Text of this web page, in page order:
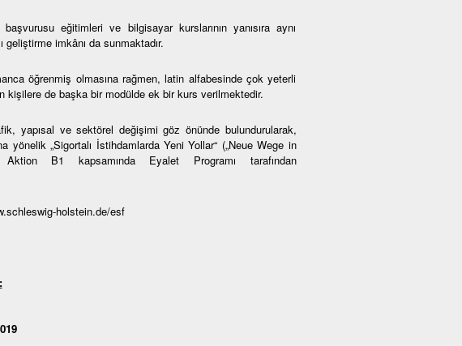
eğitimleri ve bilgisayar kurslarının yanısıra aynı
imkânı da sunmaktadır.
öğrenmiş olmasına rağmen, latin alfabesinde çok yeterli
kişilere de başka bir modülde ek bir kurs verilmektedir.
yapısal ve sektörel değişimi göz önünde bulundurularak,
„Sigortalı İstihdamlarda Yeni Yollar“ („Neue Wege in
Aktion B1 kapsamında Eyalet Programı tarafından
holstein.de/esf